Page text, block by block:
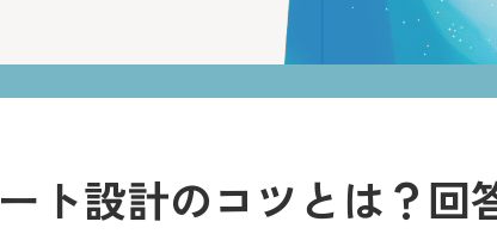
ト設計のコツとは？回